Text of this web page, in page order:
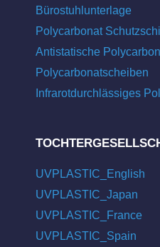
Bürostuhlunterlage
Polycarbonat
Antistatische
Polycarbonatscheiben
Infrarotdurchlässiges
UVPLASTIC_English
UVPLASTIC_Japan
UVPLASTIC_France
UVPLASTIC_Spain